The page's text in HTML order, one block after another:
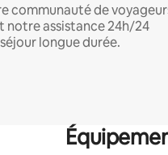
communauté de
notre assistance 24h/24
longue durée.